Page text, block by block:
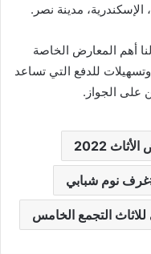
مدينة نصر.
أهم المعارض الخاصة
للدفع التي تساعد
على الجواز.
2022
غرف نوم شبابي
للاثاث التجمع الخامس